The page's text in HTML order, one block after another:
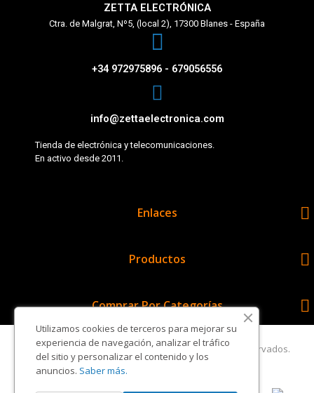
ZETTA ELECTRÓNICA
Ctra. de Malgrat, Nº5, (local 2), 17300 Blanes - España
+34 972975896 - 679056556
info@zettaelectronica.com
Tienda de electrónica y telecomunicaciones.
En activo desde 2011.
Enlaces 
Productos 
Comprar Por Categorías 
Copyright © Zetta Electrónica. Todos los derechos reservados.
Utilizamos cookies de terceros para mejorar su
experiencia de navegación, analizar el tráfico
del sitio y personalizar el contenido y los
anuncios. Saber más.